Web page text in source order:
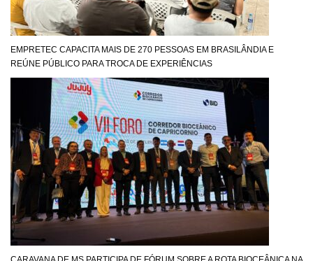
EMPRETEC CAPACITA MAIS DE 270 PESSOAS EM BRASILÂNDIA E
REÚNE PÚBLICO PARA TROCA DE EXPERIÊNCIAS